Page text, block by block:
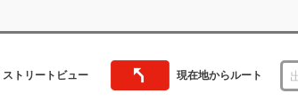
ストリートビュー 現在地からルート